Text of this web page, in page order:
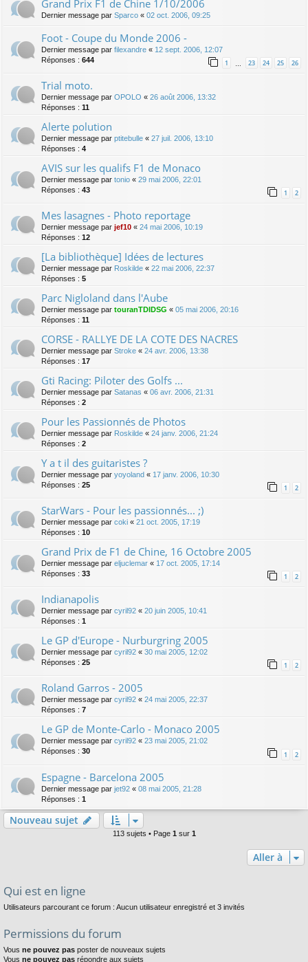
Grand Prix F1 de Chine 1/10/2006
Dernier message par Sparco « 02 oct. 2006, 09:25
Foot - Coupe du Monde 2006 -
Dernier message par filexandre « 12 sept. 2006, 12:07
Réponses : 644 1 … 23 24 25 26
Trial moto.
Dernier message par OPOLO « 26 août 2006, 13:32
Réponses : 11
Alerte polution
Dernier message par ptitebulle « 27 juil. 2006, 13:10
Réponses : 4
AVIS sur les qualifs F1 de Monaco
Dernier message par tonio « 29 mai 2006, 22:01
Réponses : 43 1 2
Mes lasagnes - Photo reportage
Dernier message par jef10 « 24 mai 2006, 10:19
Réponses : 12
[La bibliothèque] Idées de lectures
Dernier message par Roskilde « 22 mai 2006, 22:37
Réponses : 5
Parc Nigloland dans l'Aube
Dernier message par touranTDIDSG « 05 mai 2006, 20:16
Réponses : 11
CORSE - RALLYE DE LA COTE DES NACRES
Dernier message par Stroke « 24 avr. 2006, 13:38
Réponses : 17
Gti Racing: Piloter des Golfs ...
Dernier message par Satanas « 06 avr. 2006, 21:31
Réponses : 2
Pour les Passionnés de Photos
Dernier message par Roskilde « 24 janv. 2006, 21:24
Réponses : 2
Y a t il des guitaristes ?
Dernier message par yoyoland « 17 janv. 2006, 10:30
Réponses : 25 1 2
StarWars - Pour les passionnés... ;)
Dernier message par coki « 21 oct. 2005, 17:19
Réponses : 10
Grand Prix de F1 de Chine, 16 Octobre 2005
Dernier message par eljuclemar « 17 oct. 2005, 17:14
Réponses : 33 1 2
Indianapolis
Dernier message par cyril92 « 20 juin 2005, 10:41
Réponses : 1
Le GP d'Europe - Nurburgring 2005
Dernier message par cyril92 « 30 mai 2005, 12:02
Réponses : 25 1 2
Roland Garros - 2005
Dernier message par cyril92 « 24 mai 2005, 22:37
Réponses : 7
Le GP de Monte-Carlo - Monaco 2005
Dernier message par cyril92 « 23 mai 2005, 21:02
Réponses : 30 1 2
Espagne - Barcelona 2005
Dernier message par jet92 « 08 mai 2005, 21:28
Réponses : 1
Nouveau sujet
113 sujets • Page 1 sur 1
Aller à
Qui est en ligne
Utilisateurs parcourant ce forum : Aucun utilisateur enregistré et 3 invités
Permissions du forum
Vous ne pouvez pas poster de nouveaux sujets
Vous ne pouvez pas répondre aux sujets